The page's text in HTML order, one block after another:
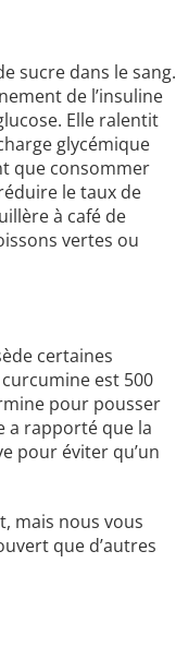
sucre dans le sang.
de l’insuline
Elle ralentit
glycémique
que consommer
le taux de
à café de
vertes ou
certaines
est 500
pour pousser
a rapporté que la
pour éviter qu’un
mais nous vous
que d’autres